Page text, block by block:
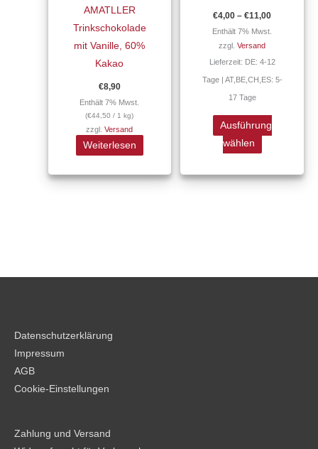
AMATLLER
Trinkschokolade
mit Vanille, 60%
Kakao
€8,90
Enthält 7% Mwst.
(€44,50 / 1 kg)
zzgl.Versand
Weiterlesen
€4,00 –€11,00
Enthält 7% Mwst.
zzgl.Versand
Lieferzeit: DE: 4-12
Tage | AT,BE,CH,ES: 5-
17 Tage
Ausführung
wählen
Die
Optionen
gewählt
Datenschutzerklärung
Impressum
AGB
Cookie-Einstellungen
Zahlung und Versand